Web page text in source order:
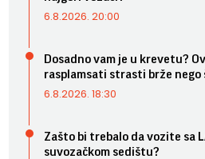
6.8.2026. 20:00
Dosadno vam je u krevetu?
rasplamsati strasti brže nego
6.8.2026. 18:30
Zašto bi trebalo da vozite sa
suvozačkom sedištu?